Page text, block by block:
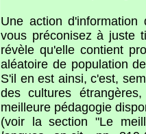
Une action
vous préconisez à juste
révèle qu'elle contient
aléatoire de population
S'il en est ainsi, c'est,
des cultures
meilleure pédagogie
(voir la section "Le